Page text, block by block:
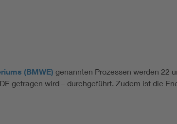
(BMWE) genannten Prozessen werden 22
getragen wird – durchgeführt. Zudem ist die